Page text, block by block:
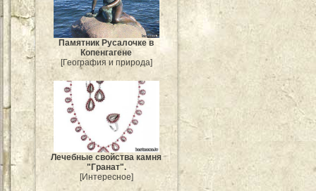
Памятник Русалочке в
Копенгагене
[География и природа]
Лечебные свойства камня
"Гранат".
[Интересное]